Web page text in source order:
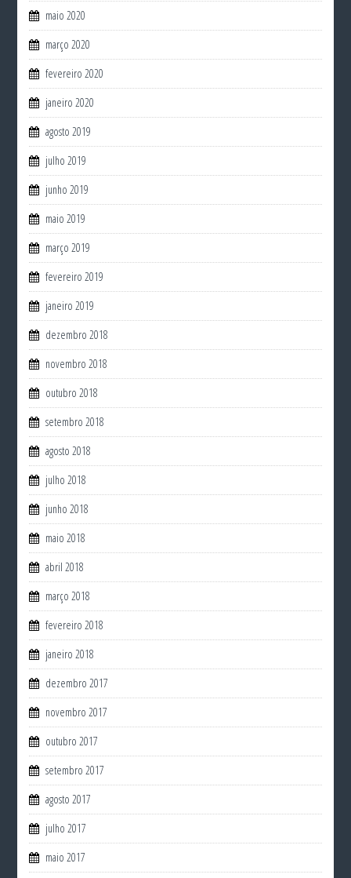
maio 2020
março 2020
fevereiro 2020
janeiro 2020
agosto 2019
julho 2019
junho 2019
maio 2019
março 2019
fevereiro 2019
janeiro 2019
dezembro 2018
novembro 2018
outubro 2018
setembro 2018
agosto 2018
julho 2018
junho 2018
maio 2018
abril 2018
março 2018
fevereiro 2018
janeiro 2018
dezembro 2017
novembro 2017
outubro 2017
setembro 2017
agosto 2017
julho 2017
maio 2017